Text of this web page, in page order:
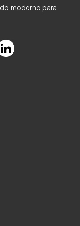
moderno para